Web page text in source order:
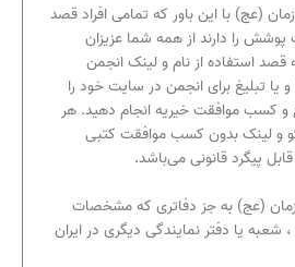
(عج) با این باور که تمامی افراد قصد
را دارند از همه شما عزیزان
قصد استفاده از نام و لینک انجمن
یا تبلیغ برای انجمن در سایت خود را
و کسب موافقت خیریه انجام دهید. هر
و لینک بدون کسب موافقت کتبی
پیگرد قانونی می‌باشد.
زمان (عج) به جز دفاتری که مشخصات
شعبه یا دفتر نمایندگی دیگری در ایران